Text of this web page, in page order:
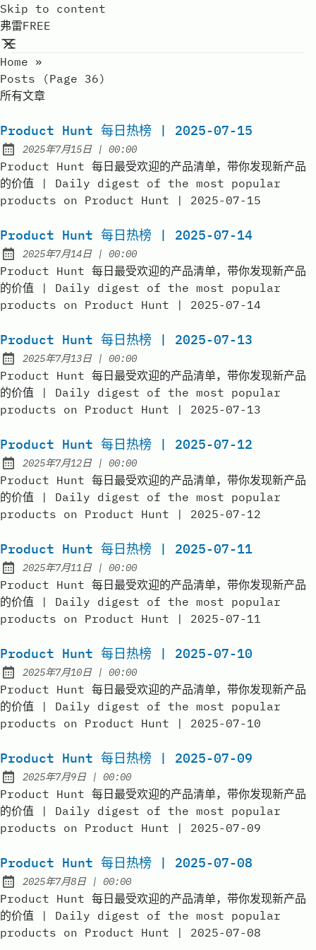
Skip to content
弗雷FREE
Home »
Posts (page 36)
所有文章
Product Hunt 每日热榜 | 2025-07-15
Published:
2025年7月15日| at
00:00
Product Hunt 每日最受欢迎的产品清单，带你发现新产品
的价值 | Daily digest of the most popular
products on Product Hunt | 2025-07-15
Product Hunt 每日热榜 | 2025-07-14
Published:
2025年7月14日| at
00:00
Product Hunt 每日最受欢迎的产品清单，带你发现新产品
的价值 | Daily digest of the most popular
products on Product Hunt | 2025-07-14
Product Hunt 每日热榜 | 2025-07-13
Published:
2025年7月13日| at
00:00
Product Hunt 每日最受欢迎的产品清单，带你发现新产品
的价值 | Daily digest of the most popular
products on Product Hunt | 2025-07-13
Product Hunt 每日热榜 | 2025-07-12
Published:
2025年7月12日| at
00:00
Product Hunt 每日最受欢迎的产品清单，带你发现新产品
的价值 | Daily digest of the most popular
products on Product Hunt | 2025-07-12
Product Hunt 每日热榜 | 2025-07-11
Published:
2025年7月11日| at
00:00
Product Hunt 每日最受欢迎的产品清单，带你发现新产品
的价值 | Daily digest of the most popular
products on Product Hunt | 2025-07-11
Product Hunt 每日热榜 | 2025-07-10
Published:
2025年7月10日| at
00:00
Product Hunt 每日最受欢迎的产品清单，带你发现新产品
的价值 | Daily digest of the most popular
products on Product Hunt | 2025-07-10
Product Hunt 每日热榜 | 2025-07-09
Published:
2025年7月9日| at
00:00
Product Hunt 每日最受欢迎的产品清单，带你发现新产品
的价值 | Daily digest of the most popular
products on Product Hunt | 2025-07-09
Product Hunt 每日热榜 | 2025-07-08
Published:
2025年7月8日| at
00:00
Product Hunt 每日最受欢迎的产品清单，带你发现新产品
的价值 | Daily digest of the most popular
products on Product Hunt | 2025-07-08